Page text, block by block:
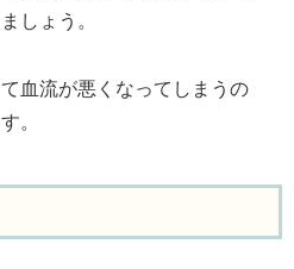
しょう。
血流が悪くなってしまうの
。